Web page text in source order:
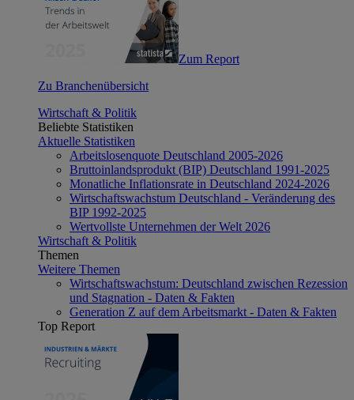
Zum Report
Zu Branchenübersicht
Wirtschaft & Politik
Beliebte Statistiken
Aktuelle Statistiken
Arbeitslosenquote Deutschland 2005-2026
Bruttoinlandsprodukt (BIP) Deutschland 1991-2025
Monatliche Inflationsrate in Deutschland 2024-2026
Wirtschaftswachstum Deutschland - Veränderung des
BIP 1992-2025
Wertvollste Unternehmen der Welt 2026
Wirtschaft & Politik
Themen
Weitere Themen
Wirtschaftswachstum: Deutschland zwischen Rezession
und Stagnation - Daten & Fakten
Generation Z auf dem Arbeitsmarkt - Daten & Fakten
Top Report